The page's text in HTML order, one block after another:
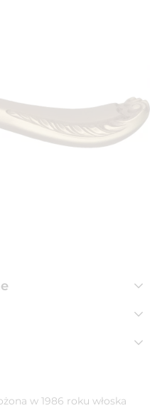
w 1986 roku włoska